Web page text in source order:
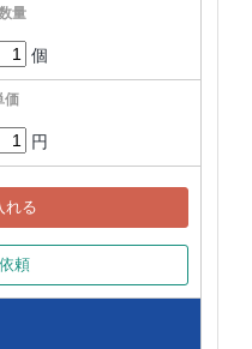
個
円
れる
頼